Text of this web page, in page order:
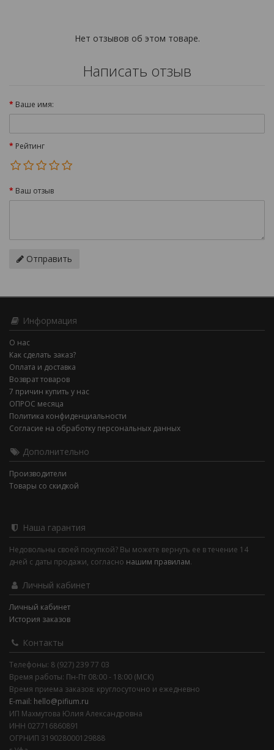
Нет отзывов об этом товаре.
Написать отзыв
Ваше имя:
Рейтинг
Ваш отзыв
Отправить
Информация
О нас
Как сделать заказ?
Оплата и доставка
Возврат товаров
7 причин купить у нас
ОПРОС месяца
Политика конфиденциальности
Согласие на обработку персональных данных
Дополнительно
Производители
Товары со скидкой
Наша гарантия
Недовольны своей покупкой? Вы можете вернуть ее в течение 14
дней с даты продажи, согласно нашим правилам.
Личный кабинет
Личный кабинет
История заказов
Контакты
Телефоны: 8 (927) 239 77 03
Время работы: Пн-Пт 08:00 - 18:00 (МСК)
Время приема заказов: круглосуточно и ежедневно
E-mail: hello@pifium.ru
ИП Махмутова Юлия Александровна
ИНН 027716860891
ОГРНИП 319028000129888